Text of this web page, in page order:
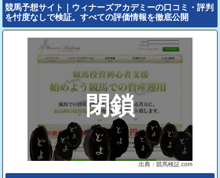
競馬予想サイト｜ウィナーズアカデミーの口コミ・評判
を忖度なしで検証。すべての評価情報を徹底公開
閉鎖
出典：競馬検証.com